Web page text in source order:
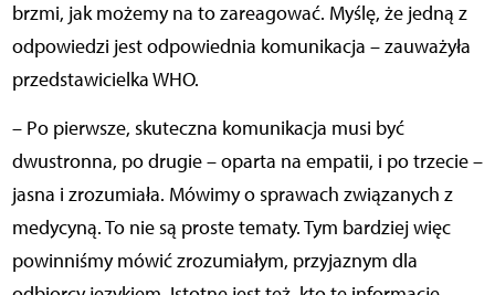
brzmi, jak możemy na to zareagować. Myślę, że jedną z
odpowiedzi jest odpowiednia komunikacja – zauważyła
przedstawicielka WHO.
– Po pierwsze, skuteczna komunikacja musi być
dwustronna, po drugie – oparta na empatii, i po trzecie –
jasna i zrozumiała. Mówimy o sprawach związanych z
medycyną. To nie są proste tematy. Tym bardziej więc
powinniśmy mówić zrozumiałym, przyjaznym dla